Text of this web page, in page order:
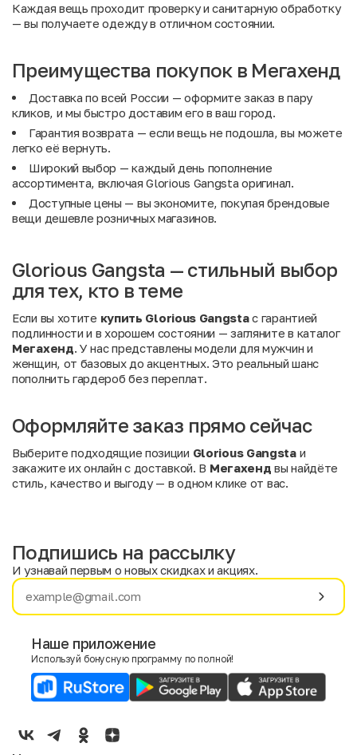
Каждая вещь проходит проверку и санитарную обработку
— вы получаете одежду в отличном состоянии.
Преимущества покупок в Мегахенд
Доставка по всей России — оформите заказ в пару
кликов, и мы быстро доставим его в ваш город.
Гарантия возврата — если вещь не подошла, вы можете
легко её вернуть.
Широкий выбор — каждый день пополнение
ассортимента, включая Glorious Gangsta оригинал.
Доступные цены — вы экономите, покупая брендовые
вещи дешевле розничных магазинов.
Glorious Gangsta — стильный выбор
для тех, кто в теме
Если вы хотите купить Glorious Gangstaс гарантией
подлинности и в хорошем состоянии — загляните в каталог
Мегахенд. У нас представлены модели для мужчин и
женщин, от базовых до акцентных. Это реальный шанс
пополнить гардероб без переплат.
Оформляйте заказ прямо сейчас
Выберите подходящие позиции Glorious Gangstaи
закажите их онлайн с доставкой. В Мегахенд вы найдёте
стиль, качество и выгоду — в одном клике от вас.
Имя
E-mail
Мужской
Женский
Подпишись на рассылку
И узнавай первым о новых скидках и акциях.
Наше приложение
Используй бонусную программу по полной!